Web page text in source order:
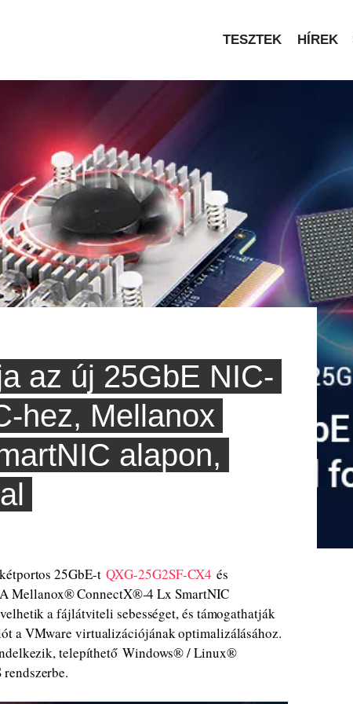
TESZTEK HÍREK
az új 25GbE NIC-
hez, Mellanox
alapon,
25GbE-t QXG-25G2SF-CX4 és
Mellanox® ConnectX®-4 Lx SmartNIC
a fájlátviteli sebességet, és támogathatják
a VMware virtualizációjának optimalizálásához.
telepíthető Windows® / Linux®